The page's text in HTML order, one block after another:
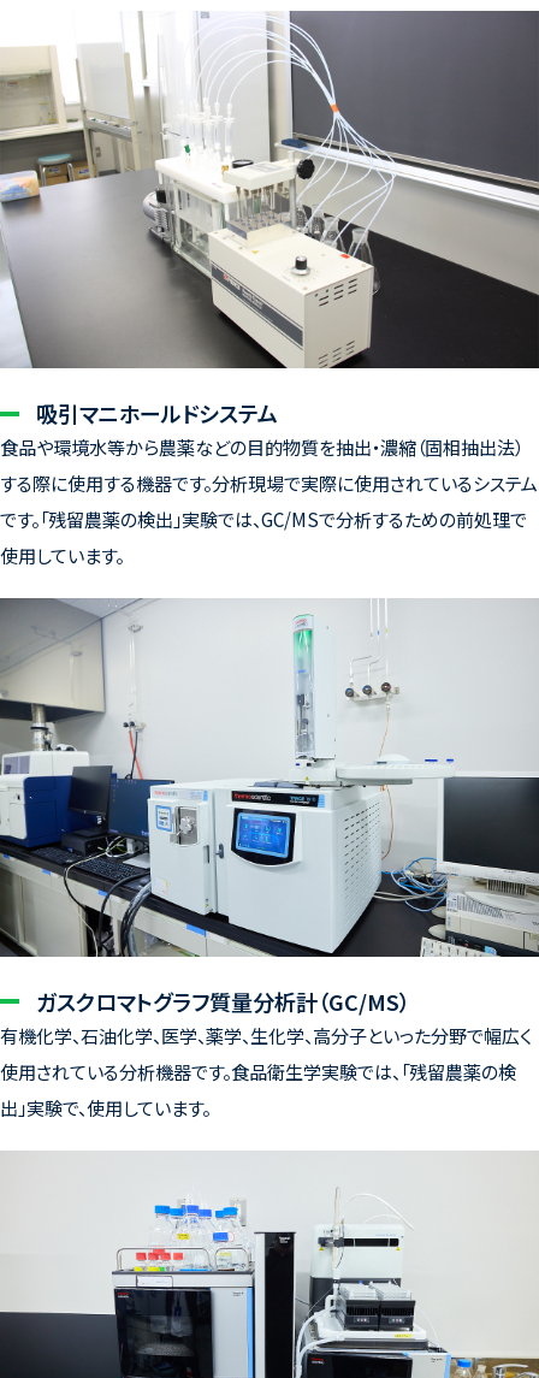
吸引マニホールドシステム
食品や環境水等から農薬などの目的物質を抽出・濃縮（固相抽出法）
する際に使用する機器です。分析現場で実際に使用されているシステム
です。「残留農薬の検出」実験では、GC/MSで分析するための前処理で
使用しています。
ガスクロマトグラフ質量分析計（GC/MS）
有機化学、石油化学、医学、薬学、生化学、高分子といった分野で幅広く
使用されている分析機器です。食品衛生学実験では、「残留農薬の検
出」実験で、使用しています。